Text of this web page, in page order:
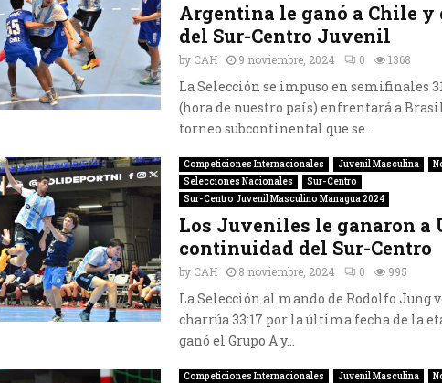
Argentina le ganó a Chile
del Sur-Centro Juvenil
by CAH 9 noviembre, 2024 0 1368
La Selección se impuso en semifinales
(hora de nuestro país) enfrentará a
torneo subcontinental que se...
Competiciones Internacionales Juvenil Masculina
Selecciones Nacionales
Sur-Centro
Sur-Centro Juvenil Masculino Managua 2024
Los Juveniles le ganaron a
continuidad del Sur-Centro
by CAH 8 noviembre, 2024 0 995
La Selección al mando de Rodolfo Jung
charrúa 33:17 por la última fecha de la
ganó el Grupo A y...
Competiciones Internacionales Juvenil Masculina